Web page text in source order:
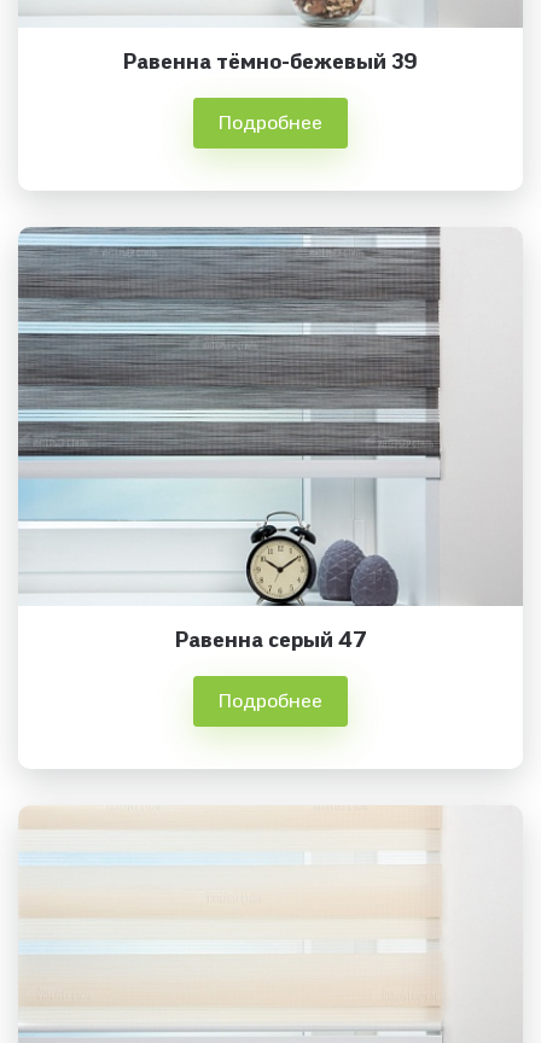
Равенна тёмно-бежевый 39
Подробнее
Равенна серый 47
Подробнее